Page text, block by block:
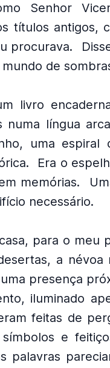
Senhor
títulos antigos,
procurava.
de
livro
numa língua
uma espiral
Era o
memórias.
necessário.
para o meu
a névoa
presença
iluminado
feitas de
e
palavras